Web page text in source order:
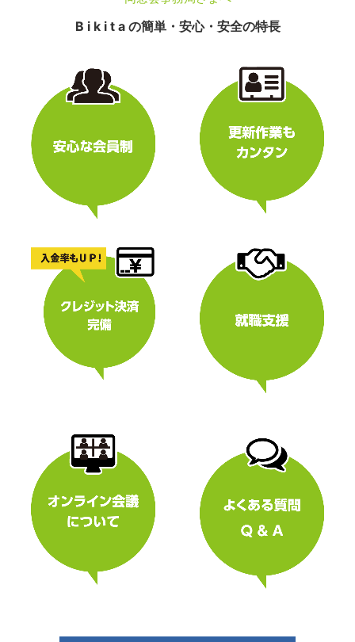
B i k i t a の簡単・安心・安全の特長